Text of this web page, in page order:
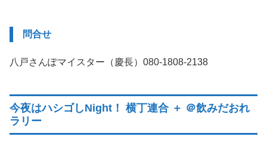
問合せ
八戸さんぽマイスター（慶長）080-1808-2138
今夜はハシゴしNight！ 横丁連合 ＋ ＠飲みだおれ
ラリー